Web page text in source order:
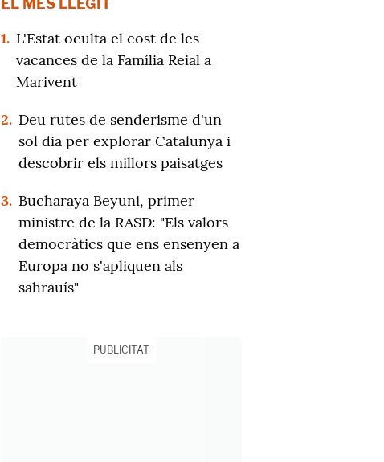
EL MÉS LLEGIT
1. L'Estat oculta el cost de les
vacances de la Família Reial a
Marivent
2. Deu rutes de senderisme d'un
sol dia per explorar Catalunya i
descobrir els millors paisatges
3. Bucharaya Beyuni, primer
ministre de la RASD: "Els valors
democràtics que ens ensenyen a
Europa no s'apliquen als
sahrauís"
PUBLICITAT